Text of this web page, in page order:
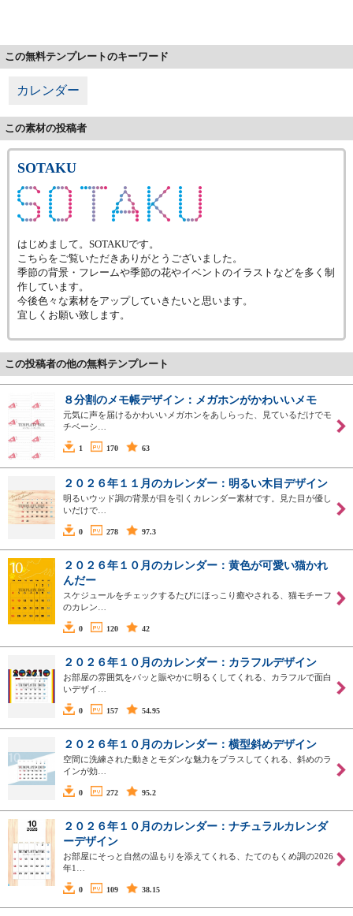
この無料テンプレートのキーワード
カレンダー
この素材の投稿者
SOTAKU
はじめまして。SOTAKUです。
こちらをご覧いただきありがとうございました。
季節の背景・フレームや季節の花やイベントのイラストなどを多く制
作しています。
今後色々な素材をアップしていきたいと思います。
宜しくお願い致します。
この投稿者の他の無料テンプレート
８分割のメモ帳デザイン：メガホンがかわいいメモ
元気に声を届けるかわいいメガホンをあしらった、見ているだけでモ
チベーシ…
1 170 63
２０２６年１１月のカレンダー：明るい木目デザイン
明るいウッド調の背景が目を引くカレンダー素材です。見た目が優し
いだけで…
0 278 97.3
２０２６年１０月のカレンダー：黄色が可愛い猫かれ
んだー
スケジュールをチェックするたびにほっこり癒やされる、猫モチーフ
のカレン…
0 120 42
２０２６年１０月のカレンダー：カラフルデザイン
お部屋の雰囲気をパッと賑やかに明るくしてくれる、カラフルで面白
いデザイ…
0 157 54.95
２０２６年１０月のカレンダー：横型斜めデザイン
空間に洗練された動きとモダンな魅力をプラスしてくれる、斜めのラ
インが効…
0 272 95.2
２０２６年１０月のカレンダー：ナチュラルカレンダ
ーデザイン
お部屋にそっと自然の温もりを添えてくれる、たてのもくめ調の2026
年1…
0 109 38.15